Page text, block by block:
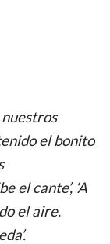
el bonito
el cante’, ‘A
el aire.